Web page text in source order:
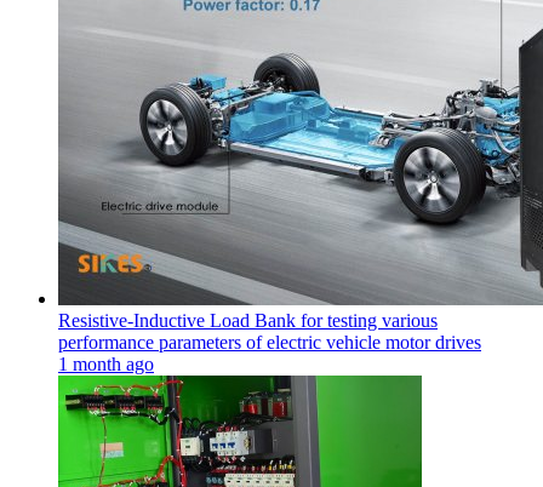
Resistive-Inductive Load Bank for testing various
performance parameters of electric vehicle motor drives
1 month ago